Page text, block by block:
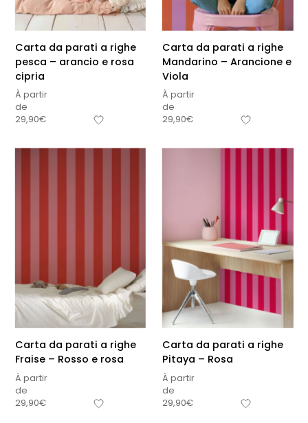
Carta da parati a righe
pesca – arancio e rosa
cipria
À partir
de
29,90€
Carta da parati a righe
Mandarino – Arancione e
Viola
À partir
de
29,90€
Carta da parati a righe
Fraise – Rosso e rosa
À partir
de
29,90€
Carta da parati a righe
Pitaya – Rosa
À partir
de
29,90€